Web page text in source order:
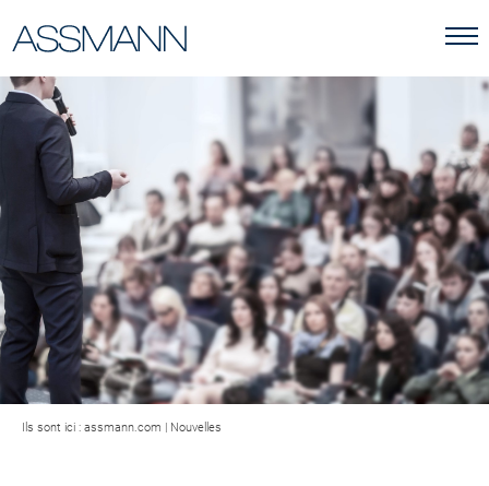
Ils sont ici : assmann.com | Nouvelles